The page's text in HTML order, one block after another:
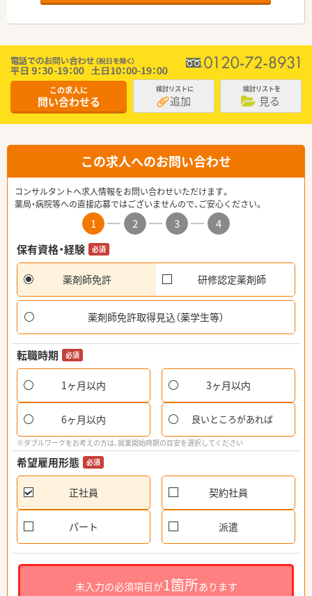
この求人に
問い合わせる
検討リストに
追加
検討リストを
見る
この求人へのお問い合わせ
コンサルタントへ求人情報をお問い合わせいただけます。
薬局・病院等への直接応募ではございませんので、ご安心ください。
1 2 3
4
保有資格・経験
必須
薬剤師免許 研修認定薬剤師
薬剤師免許取得見込（薬学生等）
転職時期 必須
1ヶ月以内 3ヶ月以内
6ヶ月以内 良いところがあれば
※ダブルワークをお考えの方は、就業開始時期の目安を選択してください
希望雇用形態 必須
正社員 契約社員
パート 派遣
未入力の必須項目が1箇所あります